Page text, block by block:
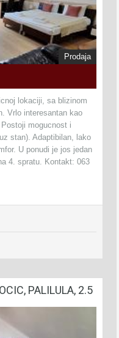
Prodaja
lokaciji, sa blizinom
Vrlo interesantan kao
mogucnost i
stan). Adaptibilan, lako
U ponudi je jos jedan
4. spratu. Kontakt: 063
PALILULA, 2.5